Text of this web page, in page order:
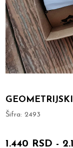
Šifra:2493
1.440 RSD -